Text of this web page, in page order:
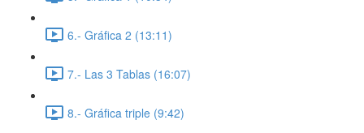
6.- Gráfica 2 (13:11)
7.- Las 3 Tablas (16:07)
8.- Gráfica triple (9:42)